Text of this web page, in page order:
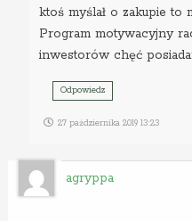
ktoś myślał o zakupie to
Program motywacyjny
inwestorów chęć
Odpowiedz
27 października 2019 13:23
agryppa